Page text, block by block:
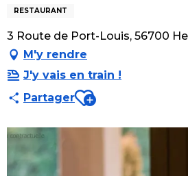
RESTAURANT
3 Route de Port-Louis, 56700
M'y rendre
J'y vais en train !
PartagerAjouter aux favoris